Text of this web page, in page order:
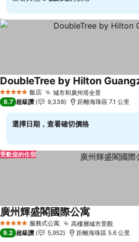
5 星級 飯店 城市和廣州塔全景查看價格
DoubleTree by Hilton
8.7 超級讚 9,338 距離海珠區 7.1 公里
選擇日期，查看確切價格
受歡迎的住宿
5 星級 服務式公寓 高樓層城市景觀查看價格
廣州輝盛閣國際公寓
9.2 超級讚 5,952 距離海珠區 5.6 公里